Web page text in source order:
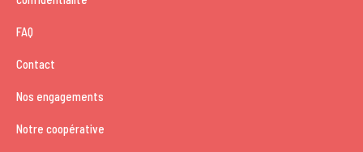
FAQ
Contact
Nos engagements
Notre coopérative